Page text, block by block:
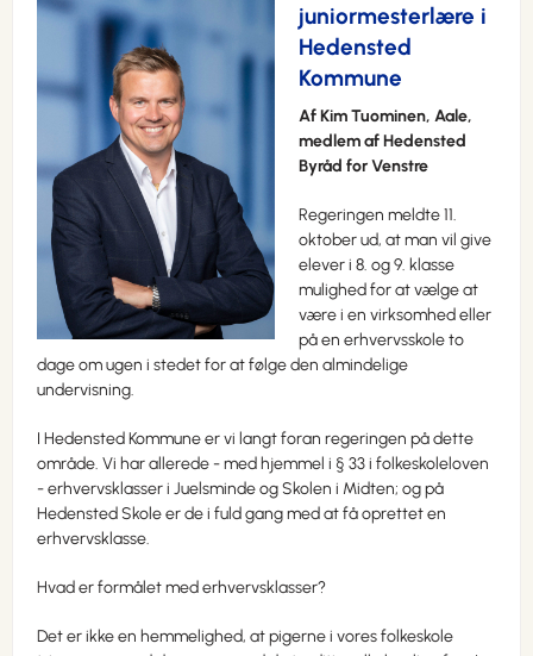
juniormesterlære i
Hedensted
Kommune
Af Kim Tuominen, Aale,
medlem af Hedensted
Byråd for Venstre
Regeringen meldte 11.
oktober ud, at man vil give
elever i 8. og 9. klasse
mulighed for at vælge at
være i en virksomhed eller
på en erhvervsskole to
dage om ugen i stedet for at følge den almindelige
undervisning.
I Hedensted Kommune er vi langt foran regeringen på dette
område. Vi har allerede - med hjemmel i § 33 i folkeskoleloven
- erhvervsklasser i Juelsminde og Skolen i Midten; og på
Hedensted Skole er de i fuld gang med at få oprettet en
erhvervsklasse.
Hvad er formålet med erhvervsklasser?
Det er ikke en hemmelighed, at pigerne i vores folkeskole